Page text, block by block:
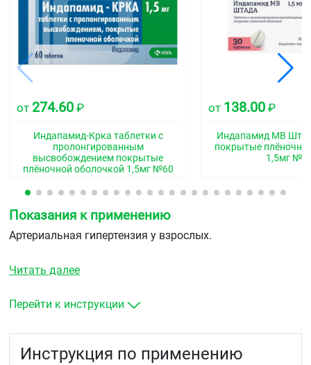
от 274.60 ₽
Индапамид-Крка таблетки с
пролонгированным
высвобождением покрытые
плёночной оболочкой 1,5мг №60
от 138.00 ₽
Индапамид МВ
покрытые
1,5мг
Показания к применению
Артериальная гипертензия у взрослых.
Читать далее
Перейти к инструкции
Инструкция по применению